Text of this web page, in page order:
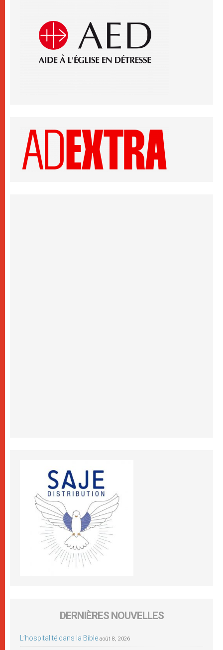
DERNIÈRES NOUVELLES
L’hospitalité dans la Bible août 8, 2026